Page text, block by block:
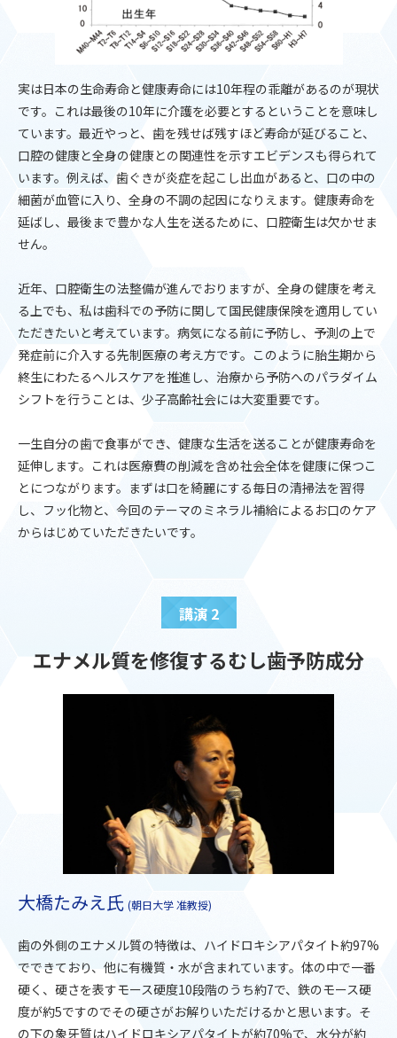
実は日本の生命寿命と健康寿命には10年程の乖離があるのが現状
です。これは最後の10年に介護を必要とするということを意味し
ています。最近やっと、歯を残せば残すほど寿命が延びること、
口腔の健康と全身の健康との関連性を示すエビデンスも得られて
います。例えば、歯ぐきが炎症を起こし出血があると、口の中の
細菌が血管に入り、全身の不調の起因になりえます。健康寿命を
延ばし、最後まで豊かな人生を送るために、口腔衛生は欠かせま
せん。
近年、口腔衛生の法整備が進んでおりますが、全身の健康を考え
る上でも、私は歯科での予防に関して国民健康保険を適用してい
ただきたいと考えています。病気になる前に予防し、予測の上で
発症前に介入する先制医療の考え方です。このように胎生期から
終生にわたるヘルスケアを推進し、治療から予防へのパラダイム
シフトを行うことは、少子高齢社会には大変重要です。
一生自分の歯で食事ができ、健康な生活を送ることが健康寿命を
延伸します。これは医療費の削減を含め社会全体を健康に保つこ
とにつながります。まずは口を綺麗にする毎日の清掃法を習得
し、フッ化物と、今回のテーマのミネラル補給によるお口のケア
からはじめていただきたいです。
講演 2
エナメル質を修復するむし歯予防成分
大橋たみえ氏 (朝日大学 准教授)
歯の外側のエナメル質の特徴は、ハイドロキシアパタイト約97%
でできており、他に有機質・水が含まれています。体の中で一番
硬く、硬さを表すモース硬度10段階のうち約7で、鉄のモース硬
度が約5ですのでその硬さがお解りいただけるかと思います。そ
の下の象牙質はハイドロキシアパタイトが約70%で、水分が約